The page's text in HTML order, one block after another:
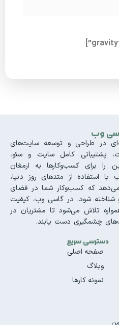
وب
در طراحی و توسعه سایت‌های
پشتیبانی کامل سایت و سئو،
را برای کسب‌وکارها به ارمغان
استفاده از متدهای روز دنیا،
می‌دهد که کسب‌وکار شما در فضای
شناخته شود. در گاسی وب، کیفیت
تلاش می‌شود تا مشتریان در
چشمگیری دست یابند.
دسترسی سریع
صفحه اصلی
وبلاگ
نمونه کارها